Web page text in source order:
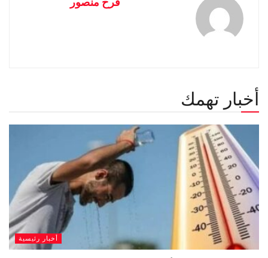
أخبار تهمك
أخبار رئيسية